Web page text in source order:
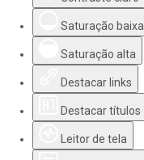
Saturação baixa
Saturação alta
Destacar links
Destacar títulos
Leitor de tela